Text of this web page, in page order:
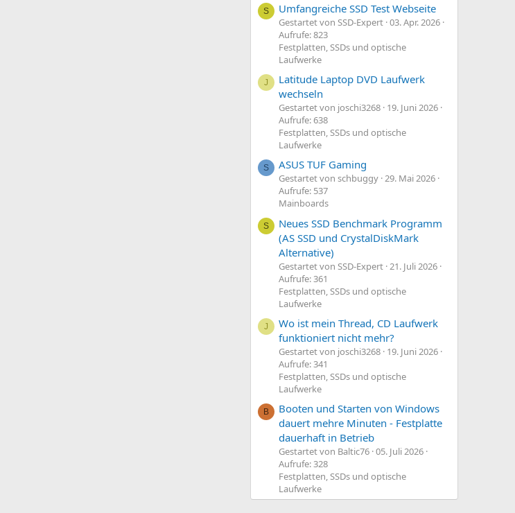
S Umfangreiche SSD Test Webseite
Gestartet von SSD-Expert 03. Apr. 2026
Aufrufe: 823
Festplatten, SSDs und optische
Laufwerke
J
Latitude Laptop DVD Laufwerk
wechseln
Gestartet von joschi3268 19. Juni 2026
Aufrufe: 638
Festplatten, SSDs und optische
Laufwerke
S ASUS TUF Gaming
Gestartet von schbuggy 29. Mai 2026
Aufrufe: 537
Mainboards
S
Neues SSD Benchmark Programm
(AS SSD und CrystalDiskMark
Alternative)
Gestartet von SSD-Expert 21. Juli 2026
Aufrufe: 361
Festplatten, SSDs und optische
Laufwerke
J
Wo ist mein Thread, CD Laufwerk
funktioniert nicht mehr?
Gestartet von joschi3268 19. Juni 2026
Aufrufe: 341
Festplatten, SSDs und optische
Laufwerke
B
Booten und Starten von Windows
dauert mehre Minuten - Festplatte
dauerhaft in Betrieb
Gestartet von Baltic76 05. Juli 2026
Aufrufe: 328
Festplatten, SSDs und optische
Laufwerke